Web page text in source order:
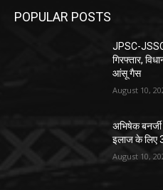
POPULAR POSTS
JPSC-
गिरफ्तार,
आंसू गैस
August 10,
अभिषेक
इलाज के लिए
August 10,